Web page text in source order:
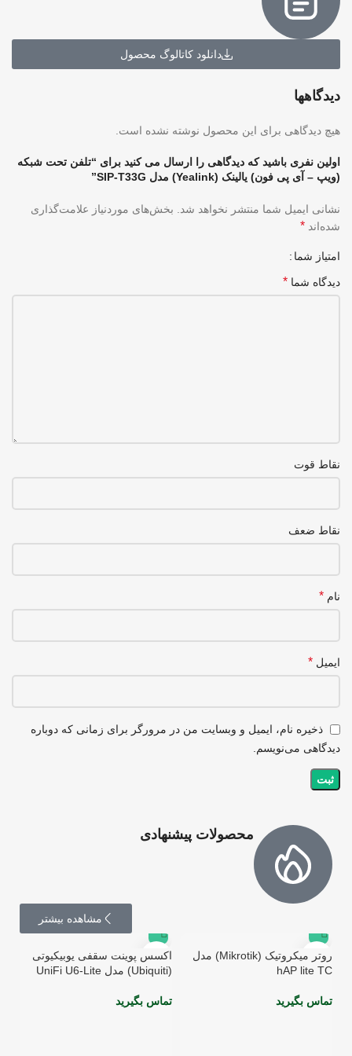
دانلود کاتالوگ محصول
دیدگاهها
هیچ دیدگاهی برای این محصول نوشته نشده است.
اولین نفری باشید که دیدگاهی را ارسال می کنید برای “تلفن تحت شبکه
(ویپ – آی پی فون) یالینک (Yealink) مدل SIP-T33G”
نشانی ایمیل شما منتشر نخواهد شد.
بخش‌های موردنیاز علامت‌گذاری
شده‌اند *
امتیاز شما
دیدگاه شما *
نقاط قوت
نقاط ضعف
نام *
ایمیل *
ذخیره نام، ایمیل و وبسایت من در مرورگر برای زمانی که دوباره
دیدگاهی می‌نویسم.
محصولات پیشنهادی
مشاهده بیشتر
روتر میکروتیک (Mikrotik) مدل
hAP lite TC
تماس بگیرید
اکسس پوینت سقفی یوبیکیوتی
(Ubiquiti) مدل UniFi U6-Lite
تماس بگیرید